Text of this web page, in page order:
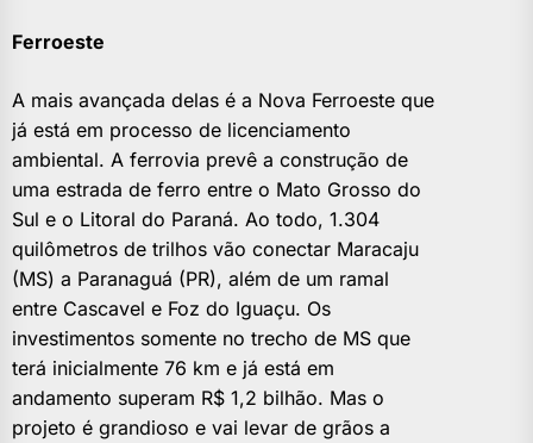
Ferroeste
A mais avançada delas é a Nova Ferroeste que
já está em processo de licenciamento
ambiental. A ferrovia prevê a construção de
uma estrada de ferro entre o Mato Grosso do
Sul e o Litoral do Paraná. Ao todo, 1.304
quilômetros de trilhos vão conectar Maracaju
(MS) a Paranaguá (PR), além de um ramal
entre Cascavel e Foz do Iguaçu. Os
investimentos somente no trecho de MS que
terá inicialmente 76 km e já está em
andamento superam R$ 1,2 bilhão. Mas o
projeto é grandioso e vai levar de grãos a